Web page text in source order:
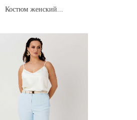
Костюм женский...